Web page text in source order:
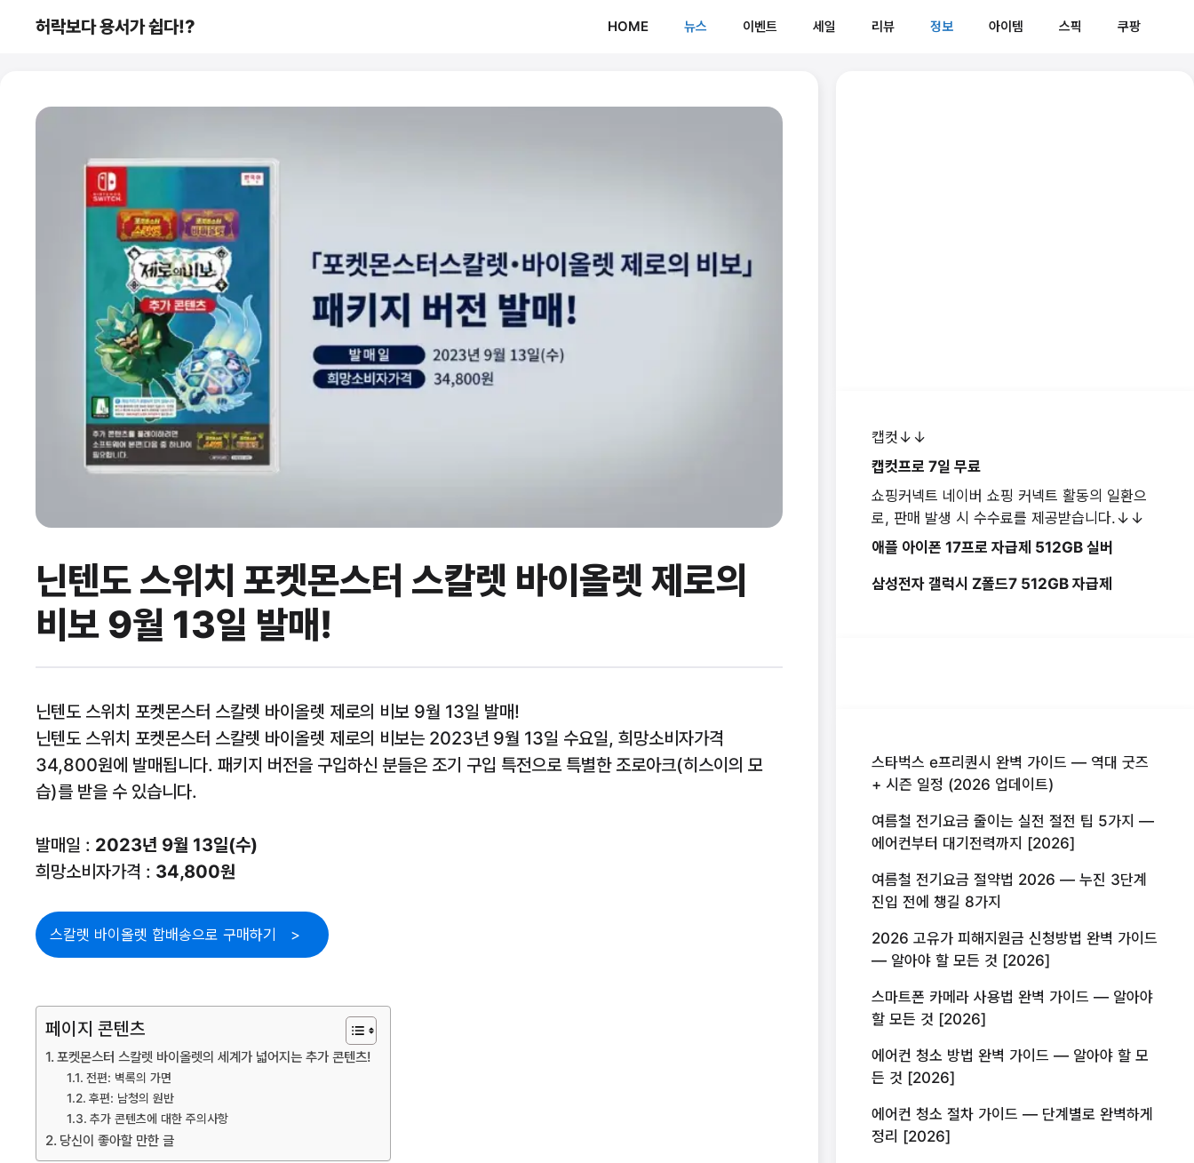
허락보다 용서가 쉽다!? HOME 뉴스 이벤트 세일 리뷰 정보 아이템 스픽 쿠팡
닌텐도 스위치 포켓몬스터 스칼렛 바이올렛 제로의
비보 9월 13일 발매!
닌텐도 스위치 포켓몬스터 스칼렛 바이올렛 제로의 비보 9월 13일 발매!
닌텐도 스위치 포켓몬스터 스칼렛 바이올렛 제로의 비보는 2023년 9월 13일 수요일, 희망소비자가격
34,800원에 발매됩니다. 패키지 버전을 구입하신 분들은 조기 구입 특전으로 특별한 조로아크(히스이의 모
습)를 받을 수 있습니다.
발매일 : 2023년 9월 13일(수)
희망소비자가격 : 34,800원
스칼렛 바이올렛 합배송으로 구매하기
페이지 콘텐츠
포켓몬스터 스칼렛 바이올렛의 세계가 넓어지는 추가 콘텐츠!
전편: 벽록의 가면
후편: 남청의 원반
추가 콘텐츠에 대한 주의사항
당신이 좋아할 만한 글
캡컷↓↓
캡컷프로 7일 무료
쇼핑커넥트 네이버 쇼핑 커넥트 활동의 일환으
로, 판매 발생 시 수수료를 제공받습니다.↓↓
애플 아이폰 17프로 자급제 512GB 실버
삼성전자 갤럭시 Z폴드7 512GB 자급제
스타벅스 e프리퀀시 완벽 가이드 — 역대 굿즈
+ 시즌 일정 (2026 업데이트)
여름철 전기요금 줄이는 실전 절전 팁 5가지 —
에어컨부터 대기전력까지 [2026]
여름철 전기요금 절약법 2026 — 누진 3단계
진입 전에 챙길 8가지
2026 고유가 피해지원금 신청방법 완벽 가이드
— 알아야 할 모든 것 [2026]
스마트폰 카메라 사용법 완벽 가이드 — 알아야
할 모든 것 [2026]
에어컨 청소 방법 완벽 가이드 — 알아야 할 모
든 것 [2026]
에어컨 청소 절차 가이드 — 단계별로 완벽하게
정리 [2026]